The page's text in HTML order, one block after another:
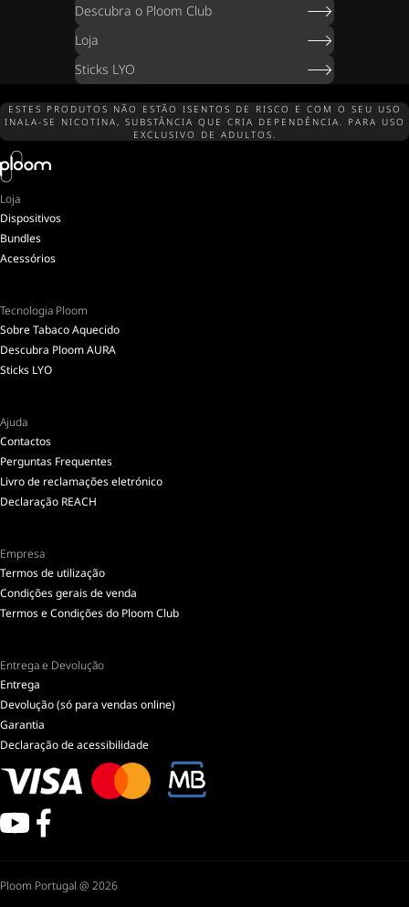
Descubra o Ploom Club
Loja
Sticks LYO
ESTES PRODUTOS NÃO ESTÃO ISENTOS DE RISCO E COM O SEU USO
INALA-SE NICOTINA, SUBSTÂNCIA QUE CRIA DEPENDÊNCIA. PARA USO
EXCLUSIVO DE ADULTOS.
Loja
Dispositivos
Bundles
Acessórios
Tecnologia Ploom
Sobre Tabaco Aquecido
Descubra Ploom AURA
Sticks LYO
Ajuda
Contactos
Perguntas Frequentes
Livro de reclamações eletrónico
Declaração REACH
Empresa
Termos de utilização
Condições gerais de venda
Termos e Condições do Ploom Club
Entrega e Devolução
Entrega
Devolução (só para vendas online)
Garantia
Declaração de acessibilidade
Ploom Portugal @ 2026